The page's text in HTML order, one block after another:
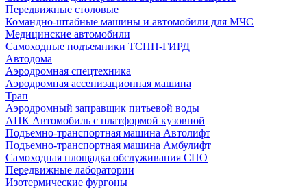
Передвижные столовые
Командно-штабные машины и автомобили для МЧС
Медицинские автомобили
Самоходные подъемники ТСПП-ГИРД
Автодома
Аэродромная спецтехника
Аэродромная ассенизационная машина
Трап
Аэродромный заправщик питьевой воды
АПК Автомобиль с платформой кузовной
Подъемно-транспортная машина Автолифт
Подъемно-транспортная машина Амбулифт
Самоходная площадка обслуживания СПО
Передвижные лаборатории
Изотермические фургоны